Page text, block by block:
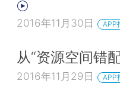
2016年11月30日 APP
从“资源空间错
2016年11月29日 APP